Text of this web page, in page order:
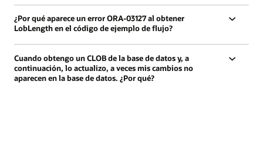
¿Por qué aparece un error ORA-03127 al obtener
LobLength en el código de ejemplo de flujo?
Cuando obtengo un CLOB de la base de datos y, a
continuación, lo actualizo, a veces mis cambios no
aparecen en la base de datos. ¿Por qué?